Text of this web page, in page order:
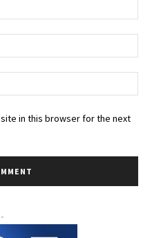
in this browser for the next